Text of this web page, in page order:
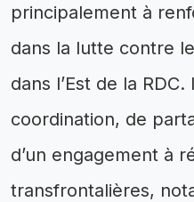
principalement à
dans la lutte contre
dans l’Est de la
coordination, de
d’un engagement à
transfrontalières,